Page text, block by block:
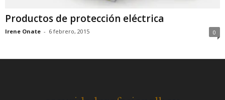
Productos de protección eléctrica
Irene Onate - 6 febrero, 2015 0